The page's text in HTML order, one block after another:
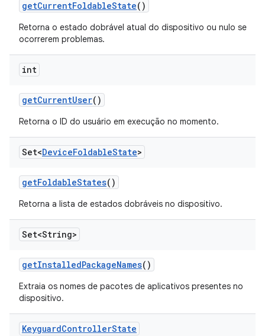
getCurrentFoldableState()
Retorna o estado dobrável atual do dispositivo ou nulo se
ocorrerem problemas.
int
getCurrentUser()
Retorna o ID do usuário em execução no momento.
Set<DeviceFoldableState>
getFoldableStates()
Retorna a lista de estados dobráveis no dispositivo.
Set<String>
getInstalledPackageNames()
Extraia os nomes de pacotes de aplicativos presentes no
dispositivo.
KeyguardControllerState